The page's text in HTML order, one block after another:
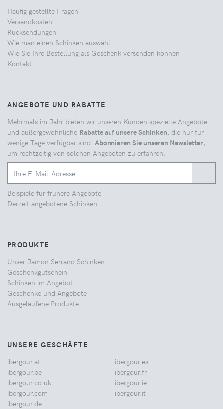
Häufig gestellte Fragen
Versandkosten
Rücksendungen
Wie man einen Schinken auswählt
Wie Sie Ihre Bestellung als Geschenk versenden können
Kontakt
ANGEBOTE UND RABATTE
Mehrmals im Jahr bieten wir unseren Kunden spezielle Angebote
und außergewöhnliche Rabatte auf unsere Schinken, die nur für
wenige Tage verfügbar sind. Abonnieren Sie unseren Newsletter,
um rechtzeitig von solchen Angeboten zu erfahren.
Beispiele für frühere Angebote
Derzeit angebotene Schinken
PRODUKTE
Unser Jamon Serrano Schinken
Geschenkgutschein
Schinken im Angebot
Geschenke und Angebote
Ausgelaufene Produkte
UNSERE GESCHÄFTE
ibergour.at
ibergour.be
ibergour.co.uk
ibergour.com
ibergour.de
ibergour.es
ibergour.fr
ibergour.ie
ibergour.it